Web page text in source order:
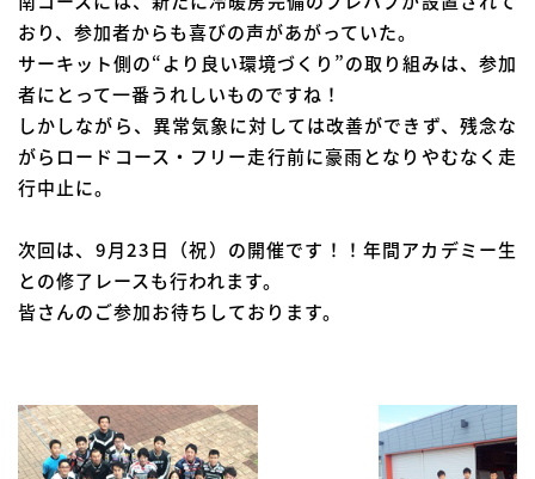
おり、参加者からも喜びの声があがっていた。
サーキット側の“より良い環境づくり”の取り組みは、参加
者にとって一番うれしいものですね！
しかしながら、異常気象に対しては改善ができず、残念な
がらロードコース・フリー走行前に豪雨となりやむなく走
行中止に。
次回は、9月23日（祝）の開催です！！年間アカデミー生
との修了レースも行われます。
皆さんのご参加お待ちしております。